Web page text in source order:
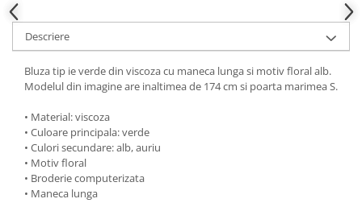
Descriere
Bluza tip ie verde din viscoza cu maneca lunga si motiv floral alb.
Modelul din imagine are inaltimea de 174 cm si poarta marimea S.
• Material: viscoza
• Culoare principala: verde
• Culori secundare: alb, auriu
• Motiv floral
• Broderie computerizata
• Maneca lunga